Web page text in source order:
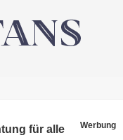
für alle Werbung